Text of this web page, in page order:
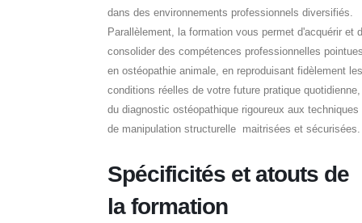
dans des environnements professionnels diversifiés.
Parallèlement, la formation vous permet d'acquérir et
consolider des compétences professionnelles
en ostéopathie animale, en reproduisant fidèlement les
conditions réelles de votre future pratique quotidienne,
du diagnostic ostéopathique rigoureux aux techniques
de manipulation structurelle maitrisées et sécurisées.
Spécificités et atouts de
la formation